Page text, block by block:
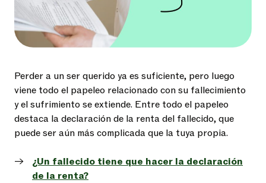
Perder a un ser querido ya es suficiente, pero luego
viene todo el papeleo relacionado con su fallecimiento
y el sufrimiento se extiende. Entre todo el papeleo
destaca la declaración de la renta del fallecido, que
puede ser aún más complicada que la tuya propia.
¿Un fallecido tiene que hacer la declaración
de la renta?